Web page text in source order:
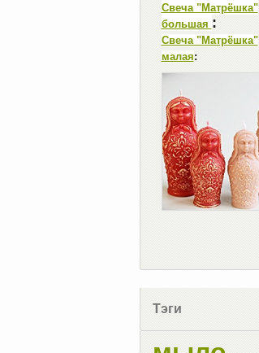
Свеча "Матрёшка"
большая :
Свеча "Матрёшка"
малая:
Тэги